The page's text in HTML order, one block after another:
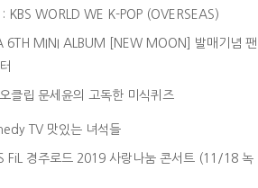
KBS WORLD WE K-POP (OVERSEAS)
6TH MINI ALBUM [NEW MOON] 발매기념 팬
클립 문세윤의 고독한 미식퀴즈
TV 맛있는 녀석들
FiL 경주로드 2019 사랑나눔 콘서트 (11/18 녹